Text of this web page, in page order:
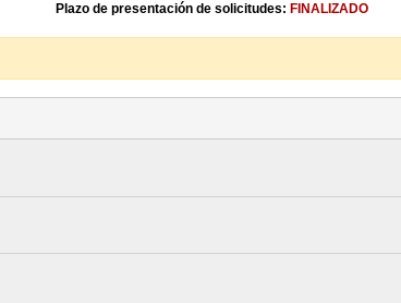
Plazo de presentación de solicitudes: FINALIZADO